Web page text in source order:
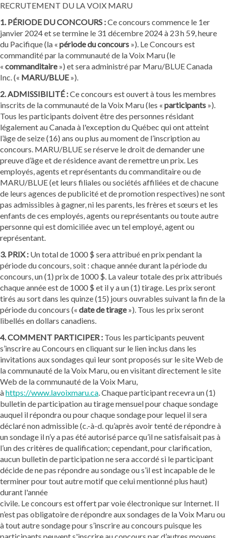
RECRUTEMENT DU LA VOIX MARU
1. PÉRIODE DU CONCOURS :Ce concours commence le 1er
janvier 2024 et se termine le 31 décembre 2024 à 23 h 59, heure
du Pacifique (la « période du concours »). Le Concours est
commandité par la communauté de la Voix Maru (le
« commanditaire») et sera administré par Maru/BLUE Canada
Inc. (« MARU/BLUE»).
2. ADMISSIBILITÉ :Ce concours est ouvert à tous les membres
inscrits de la communauté de la Voix Maru (les « participants »).
Tous les participants doivent être des personnes résidant
légalement au Canada à l'exception du Québec qui ont atteint
l’âge de seize (16) ans ou plus au moment de l’inscription au
concours. MARU/BLUE se réserve le droit de demander une
preuve d’âge et de résidence avant de remettre un prix. Les
employés, agents et représentants du commanditaire ou de
MARU/BLUE (et leurs filiales ou sociétés affiliées et de chacune
de leurs agences de publicité et de promotion respectives) ne sont
pas admissibles à gagner, ni les parents, les frères et sœurs et les
enfants de ces employés, agents ou représentants ou toute autre
personne qui est domiciliée avec un tel employé, agent ou
représentant.
3. PRIX : Un total de 1000 $ sera attribué en prix pendant la
période du concours, soit : chaque année durant la période du
concours, un (1) prix de 1000 $. La valeur totale des prix attribués
chaque année est de 1000 $ et il y a un (1) tirage. Les prix seront
tirés au sort dans les quinze (15) jours ouvrables suivant la fin de la
période du concours (« date de tirage»). Tous les prix seront
libellés en dollars canadiens.
4. COMMENT PARTICIPER : Tous les participants peuvent
s’inscrire au Concours en cliquant sur le lien inclus dans les
invitations aux sondages qui leur sont proposés sur le site Web de
la communauté de la Voix Maru, ou en visitant directement le site
Web de la communauté de la Voix Maru,
àhttps://www.lavoixmaru.ca. Chaque participant recevra un (1)
bulletin de participation au tirage mensuel pour chaque sondage
auquel il répondra ou pour chaque sondage pour lequel il sera
déclaré non admissible (c.-à-d. qu’après avoir tenté de répondre à
un sondage il n’y a pas été autorisé parce qu’il ne satisfaisait pas à
l’un des critères de qualification; cependant, pour clarification,
aucun bulletin de participation ne sera accordé si le participant
décide de ne pas répondre au sondage ou s’il est incapable de le
terminer pour tout autre motif que celui mentionné plus haut)
durant l'année
civile. Le concours est offert par voie électronique sur Internet. Il
n’est pas obligatoire de répondre aux sondages de la Voix Maru ou
à tout autre sondage pour s’inscrire au concours puisque les